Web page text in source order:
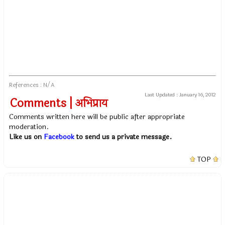
References : N/A
Last Updated : January 16, 2012
Comments | अभिप्राय
Comments written here will be public after appropriate
moderation.
Like us on Facebookto send us a private message.
TOP